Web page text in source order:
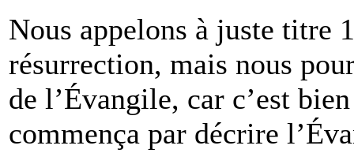
Nous appelons à juste titre
résurrection, mais nous
de l’Évangile, car c’est
commença par décrire